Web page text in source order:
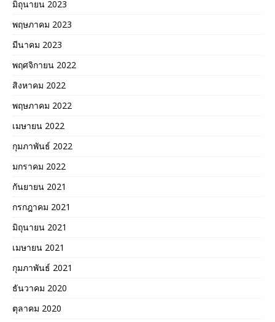
มิถุนายน 2023
พฤษภาคม 2023
มีนาคม 2023
พฤศจิกายน 2022
สิงหาคม 2022
พฤษภาคม 2022
เมษายน 2022
กุมภาพันธ์ 2022
มกราคม 2022
กันยายน 2021
กรกฎาคม 2021
มิถุนายน 2021
เมษายน 2021
กุมภาพันธ์ 2021
ธันวาคม 2020
ตุลาคม 2020